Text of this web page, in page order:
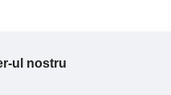
ul nostru